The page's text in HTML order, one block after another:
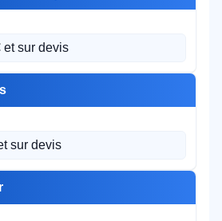
et sur devis
sur devis